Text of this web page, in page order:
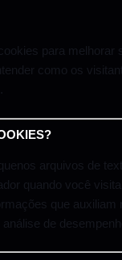
para melhorar
como os
arquivos de
quando você
que auxiliam
de